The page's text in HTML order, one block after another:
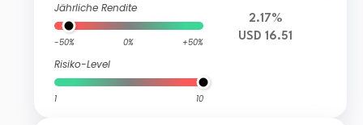
Jährliche Rendite
-50% 0% +50%
Risiko-Level
1 10
2.17%
USD 16.51